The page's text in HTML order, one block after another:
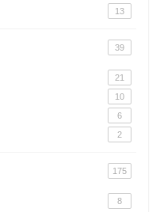
13
39
21
10
6
2
175
8